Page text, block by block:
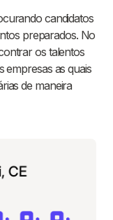
candidatos
preparados. No
os talentos
empresas as quais
de maneira